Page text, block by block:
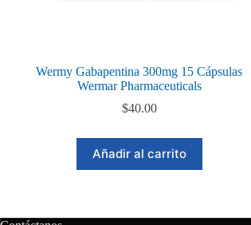
Wermy Gabapentina 300mg 15 Cápsulas
Wermar Pharmaceuticals
$40.00
Añadir al carrito